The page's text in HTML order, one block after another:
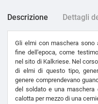
Descrizione Dettagli
Gli elmi con maschera sono
fine dell'epoca, come
nel sito di Kalkriese. Nel
di elmi di questo tipo,
genere comprendevano
del soldato e una maschera
calotta per mezzo di una